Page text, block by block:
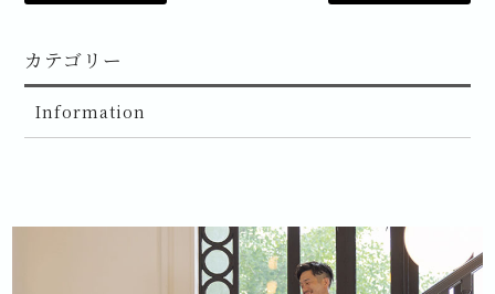
カテゴリー
Information